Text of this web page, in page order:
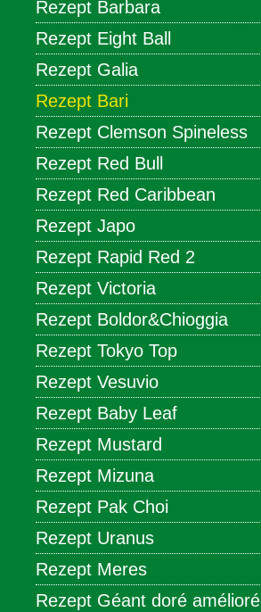
Rezept Barbara
Rezept Eight Ball
Rezept Galia
Rezept Bari
Rezept Clemson Spineless
Rezept Red Bull
Rezept Red Caribbean
Rezept Japo
Rezept Rapid Red 2
Rezept Victoria
Rezept Boldor&Chioggia
Rezept Tokyo Top
Rezept Vesuvio
Rezept Baby Leaf
Rezept Mustard
Rezept Mizuna
Rezept Pak Choi
Rezept Uranus
Rezept Meres
Rezept Géant doré amélioré